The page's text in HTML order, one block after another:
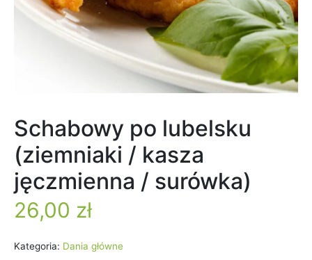
Schabowy po lubelsku
(ziemniaki / kasza
jęczmienna / surówka)
26,00 zł
Kategoria: Dania główne